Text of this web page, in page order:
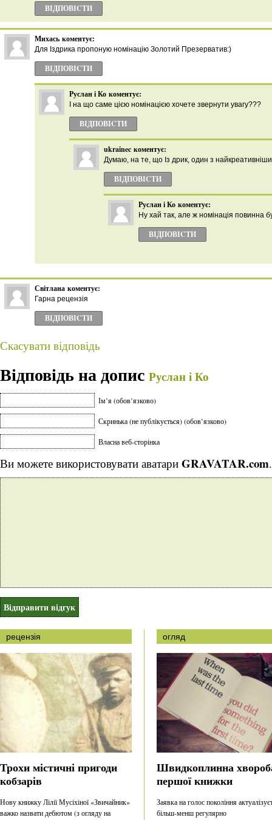
ВІДПОВІCТИ
Михась коментує:
Для Іздрика пропоную номінацію Золотий Презерватив:)
ВІДПОВІCТИ
Руслан і Ко коментує:
І на що саме цією номінацією хочете звернути увагу???
ВІДПОВІCТИ
ukrainec коментує:
Думаю, на те, що Із дрик, один з
ВІДПОВІCТИ
Руслан і Ко коментує:
Ну хай так, але ж номінація повинна
ВІДПОВІCТИ
Світлана коментує:
Гарна рецензія
ВІДПОВІCТИ
Скасувати відповідь
Відповідь на допис Руслан і Ко
Ім’я (обов’язково)
Скринька (не публікується) (обов’язково)
Власна веб-сторінка
Ви можете використовувати аватари GRAVATAR.com.
рецензія
Трохи містичні пригоди
кобзарів
Нову книжку Лілії Мусіхіної «Звичайник»
важко назвати дебютом (з огляду на
огляд
Швидкоплинна
першої книжки
Заявка на голос покоління
більш-менш регулярно